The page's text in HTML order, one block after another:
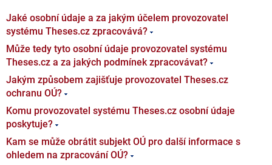
Jaké osobní údaje a za jakým účelem provozovatel
systému Theses.cz zpracovává?
Může tedy tyto osobní údaje provozovatel systému
Theses.cz a za jakých podmínek zpracovávat?
Jakým způsobem zajišťuje provozovatel Theses.cz
ochranu OÚ?
Komu provozovatel systému Theses.cz osobní údaje
poskytuje?
Kam se může obrátit subjekt OÚ pro další informace s
ohledem na zpracování OÚ?